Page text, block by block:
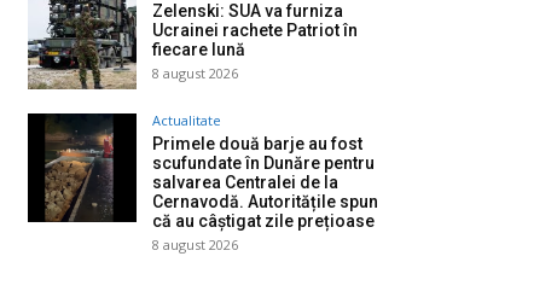
Zelenski: SUA va furniza
Ucrainei rachete Patriot în
fiecare lună
8 august 2026
Actualitate
Primele două barje au fost
scufundate în Dunăre pentru
salvarea Centralei de la
Cernavodă. Autoritățile spun
că au câștigat zile prețioase
8 august 2026